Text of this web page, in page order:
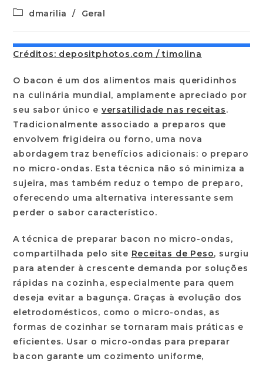
dmarilia / Geral
Créditos: depositphotos.com / timolina
O bacon é um dos alimentos mais queridinhos
na culinária mundial, amplamente apreciado por
seu sabor único e versatilidade nas receitas.
Tradicionalmente associado a preparos que
envolvem frigideira ou forno, uma nova
abordagem traz benefícios adicionais: o preparo
no micro-ondas. Esta técnica não só minimiza a
sujeira, mas também reduz o tempo de preparo,
oferecendo uma alternativa interessante sem
perder o sabor característico.
A técnica de preparar bacon no micro-ondas,
compartilhada pelo site Receitas de Peso, surgiu
para atender à crescente demanda por soluções
rápidas na cozinha, especialmente para quem
deseja evitar a bagunça. Graças à evolução dos
eletrodomésticos, como o micro-ondas, as
formas de cozinhar se tornaram mais práticas e
eficientes. Usar o micro-ondas para preparar
bacon garante um cozimento uniforme,